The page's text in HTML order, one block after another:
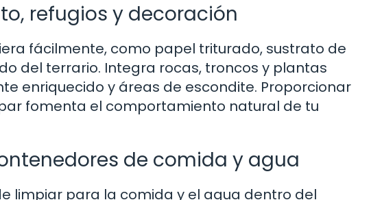
refugios y decoración
fácilmente, como papel triturado, sustrato de
del terrario. Integra rocas, troncos y plantas
enriquecido y áreas de escondite. Proporcionar
fomenta el comportamiento natural de tu
de comida y agua
limpiar para la comida y el agua dentro del